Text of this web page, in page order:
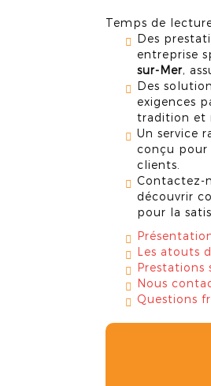
Temps de
Des
entreprise
sur-Mer,
Des
exigences
tradition et
Un service
conçu
clients.
Contactez-
découvrir
pour la
Les atouts
Prestations
Nous
Questions